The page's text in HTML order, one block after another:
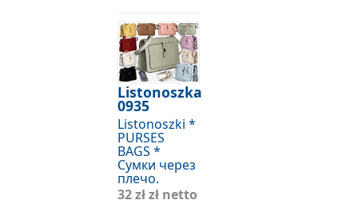
Listonoszka
0935
Listonoszki *
PURSES
BAGS *
Сумки через
плечо.
32 złzł netto